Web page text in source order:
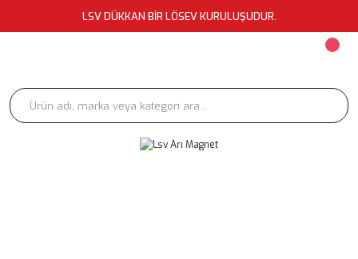
LSV DÜKKAN BİR LÖSEV KURULUŞUDUR.